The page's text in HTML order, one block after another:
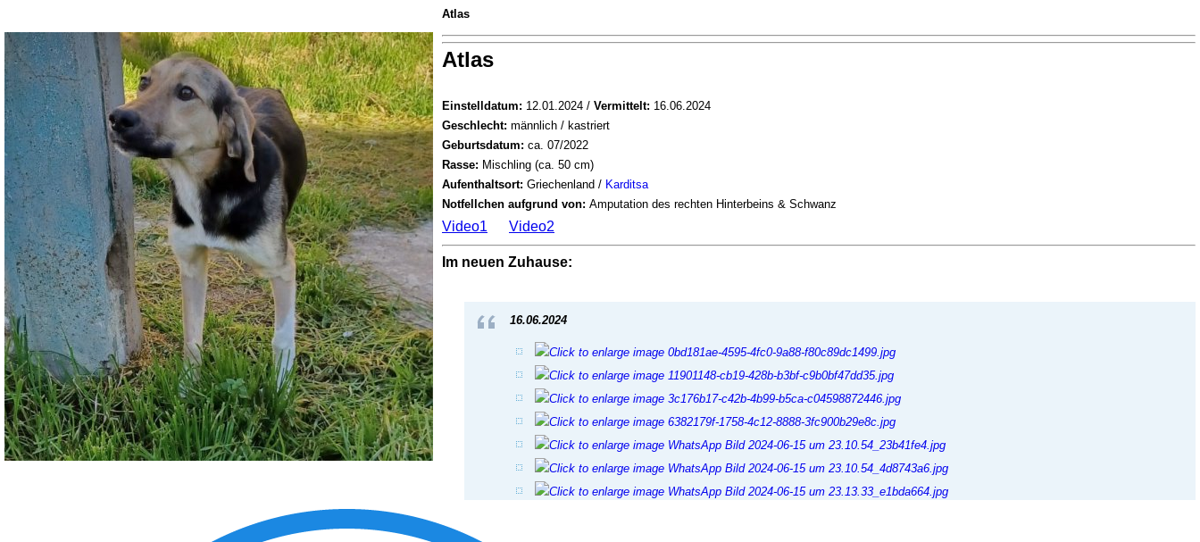
Atlas
Atlas
Einstelldatum: 12.01.2024 / Vermittelt: 16.06.2024
Geschlecht: männlich / kastriert
Geburtsdatum: ca. 07/2022
Rasse: Mischling (ca. 50 cm)
Aufenthaltsort: Griechenland / Karditsa
Notfellchen aufgrund von: Amputation des rechten Hinterbeins & Schwanz
Video1 Video2
Im neuen Zuhause:
16.06.2024